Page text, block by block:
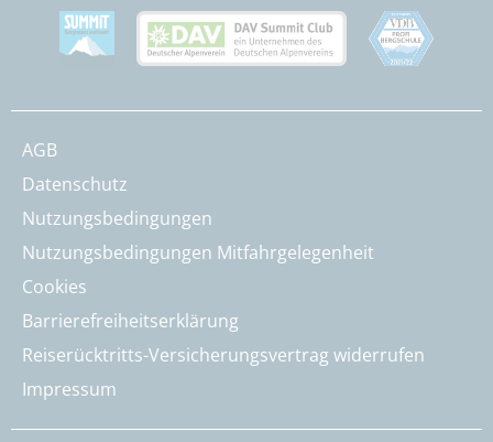
AGB
Datenschutz
Nutzungsbedingungen
Nutzungsbedingungen Mitfahrgelegenheit
Cookies
Barrierefreiheitserklärung
Reiserücktritts-Versicherungsvertrag widerrufen
Impressum